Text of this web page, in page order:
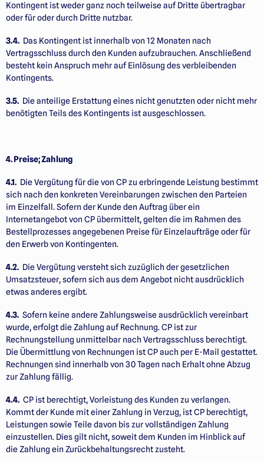
Kontingent ist weder ganz noch teilweise auf Dritte übertragbar
oder für oder durch Dritte nutzbar.
3.4. Das Kontingent ist innerhalb von 12 Monaten nach
Vertragsschluss durch den Kunden aufzubrauchen. Anschließend
besteht kein Anspruch mehr auf Einlösung des verbleibenden
Kontingents.
3.5. Die anteilige Erstattung eines nicht genutzten oder nicht mehr
benötigten Teils des Kontingents ist ausgeschlossen.
4. Preise; Zahlung
4.1. Die Vergütung für die von CP zu erbringende Leistung bestimmt
sich nach den konkreten Vereinbarungen zwischen den Parteien
im Einzelfall. Sofern der Kunde den Auftrag über ein
Internetangebot von CP übermittelt, gelten die im Rahmen des
Bestellprozesses angegebenen Preise für Einzelaufträge oder für
den Erwerb von Kontingenten.
4.2. Die Vergütung versteht sich zuzüglich der gesetzlichen
Umsatzsteuer, sofern sich aus dem Angebot nicht ausdrücklich
etwas anderes ergibt.
4.3. Sofern keine andere Zahlungsweise ausdrücklich vereinbart
wurde, erfolgt die Zahlung auf Rechnung. CP ist zur
Rechnungstellung unmittelbar nach Vertragsschluss berechtigt.
Die Übermittlung von Rechnungen ist CP auch per E-Mail gestattet.
Rechnungen sind innerhalb von 30 Tagen nach Erhalt ohne Abzug
zur Zahlung fällig.
4.4. CP ist berechtigt, Vorleistung des Kunden zu verlangen.
Kommt der Kunde mit einer Zahlung in Verzug, ist CP berechtigt,
Leistungen sowie Teile davon bis zur vollständigen Zahlung
einzustellen. Dies gilt nicht, soweit dem Kunden im Hinblick auf
die Zahlung ein Zurückbehaltungsrecht zusteht.